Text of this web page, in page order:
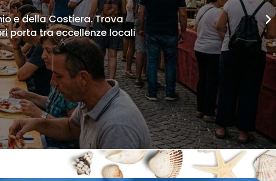
e della Costiera. Trova
porta tra eccellenze locali